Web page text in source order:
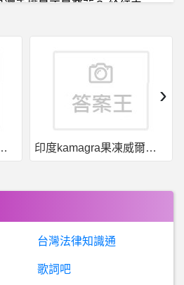
棒
球- 給紅中球員交易選秀權是不是惡夢？ 給紅中球員交易選秀權是不是惡夢？
棒
球- 所以檢討的話，第一場投手要怎麼調度？ 所以檢討的話，第一場投手要怎麼調度？
委屈了 為什麼一堆股票委屈了
男
女- 為啥男生會想買原味內褲 為啥男生會想買原味內褲
房
屋交易- 社區型中古透天該注意什麼？ 社區型中古透天該注意什麼？
凍威而鋼哪裡買 印度kamagra果凍威爾剛用於治療男性勃起功能障礙
›
台灣法律知識通
歌詞吧